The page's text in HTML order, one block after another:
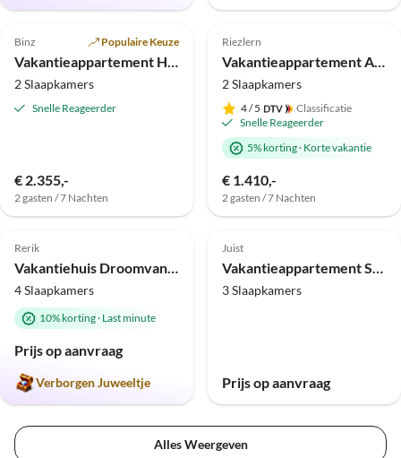
Advertentie
4.8 (10)
Binz Populaire Keuze
Vakantieappartement Hoge Duin - Strandkasteel
2 Slaapkamers
Snelle Reageerder
€ 2.355,-
2 gasten / 7 Nachten
Advertentie
4.9 (9)
Riezlern
Vakantieappartement Alpenchalet - Fontain's Hus
2 Slaapkamers
4/ 5
Classificatie
Snelle Reageerder
5% korting· Korte vakantie
€ 1.410,-
2 gasten / 7 Nachten
Advertentie
4.9 (4)
Rerik
Vakantiehuis Droomvanger "Dromen onder Riet"
4 Slaapkamers
10% korting· Last minute
Prijs op aanvraag
Verborgen Juweeltje
Advertentie
Juist
Vakantieappartement Seemannsgarn
3 Slaapkamers
Prijs op aanvraag
Alles Weergeven